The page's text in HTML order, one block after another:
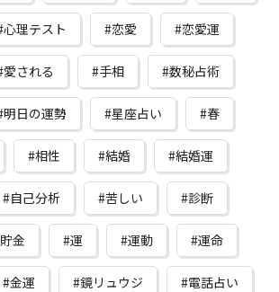
心理テスト 恋愛 恋愛運
愛される 手相 数秘占術
明日の運勢 星座占い 春
相性 結婚 結婚運
自己分析 苦しい 診断
貯金 運 運動 運命
金運 鏡リュウジ 電話占い